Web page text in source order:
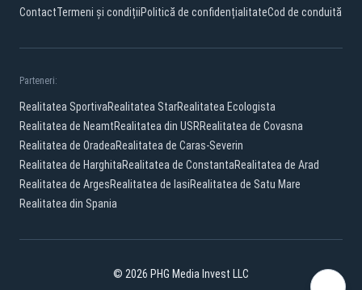
ContactTermeni și condițiiPolitică de confidențialitateCod de conduită
Parteneri:
Realitatea SportivaRealitatea StarRealitatea Ecologista
Realitatea de NeamtRealitatea din USRRealitatea de Covasna
Realitatea de OradeaRealitatea de Caras-Severin
Realitatea de HarghitaRealitatea de ConstantaRealitatea de Arad
Realitatea de ArgesRealitatea de IasiRealitatea de Satu Mare
Realitatea din Spania
© 2026 PHG Media Invest LLC